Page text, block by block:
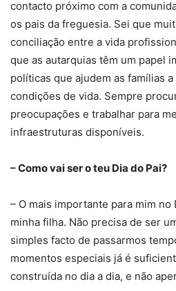
contacto próximo com a
os pais da freguesia. Sei que
conciliação entre a vida
que as autarquias têm um papel
políticas que ajudem as famílias
condições de vida. Sempre
preocupações e trabalhar para
infraestruturas disponíveis.
– Como vai ser o teu Dia do Pai?
– O mais importante para mim no
minha filha. Não precisa de ser
simples facto de passarmos
momentos especiais já é
construída no dia a dia, e não